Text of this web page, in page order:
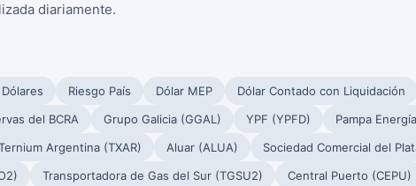
diariamente.
Riesgo País Dólar MEP Dólar Contado con Liquidación
del BCRA Grupo Galicia (GGAL) YPF (YPFD) Pampa
Argentina (TXAR) Aluar (ALUA)
Sociedad Comercial del
Transportadora de Gas del Sur (TGSU2) Central Puerto (CEPU)